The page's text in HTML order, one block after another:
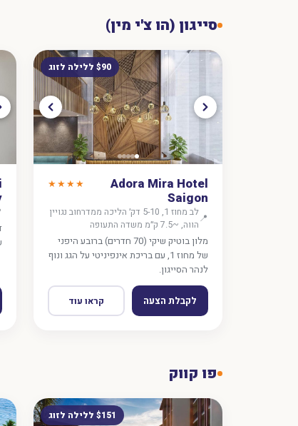
סייגון (הו צ'י מין)
$90 ללילה לזוג
Adora Mira Hotel
Saigon
★★★★
📍
לב מחוז 1, 5-10 דק׳ הליכה ממדרחוב נגויין
הווה, ~7.5 ק״מ משדה התעופה
מלון בוטיק שיקי (70 חדרים) ברובע היפני
של מחוז 1, עם בריכת אינפיניטי על הגג ונוף
לנהר הסייגון.
לקבלת הצעה קראו עוד
פו קווק
$151 ללילה לזוג